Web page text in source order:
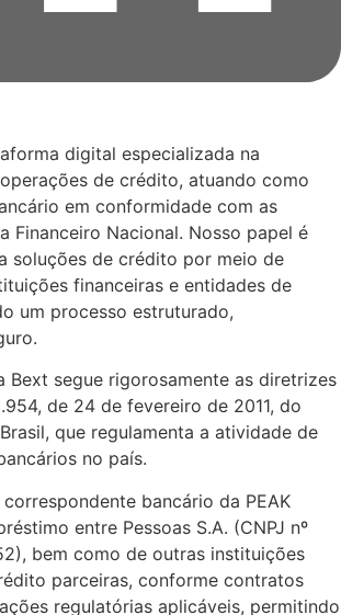
digital especializada na
de crédito, atuando como
em conformidade com as
Financeiro Nacional. Nosso papel é
soluções de crédito por meio de
financeiras e entidades de
um processo estruturado,
Bext segue rigorosamente as diretrizes
de 24 de fevereiro de 2011, do
que regulamenta a atividade de
no país.
bancário da PEAK
entre Pessoas S.A. (CNPJ nº
bem como de outras instituições
parceiras, conforme contratos
regulatórias aplicáveis, permitindo